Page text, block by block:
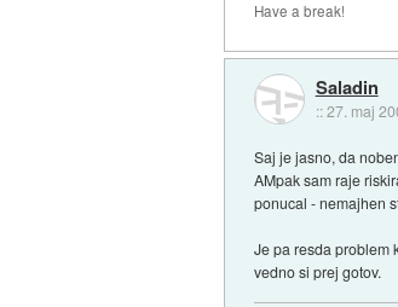
Have a break!
Saladin
::27. maj
Saj je jasno, da
AMpak sam raje
ponucal - nemajhen
Je pa resda problem
vedno si prej gotov.